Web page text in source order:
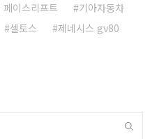
페이스리프트
기아자동차
셀토스
제네시스 gv80